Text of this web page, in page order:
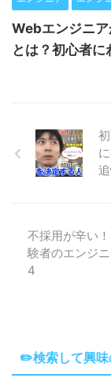
Webエンジニ
とは？初心者
不採用が辛い
験者のエンジ
4
✏️検索して興味